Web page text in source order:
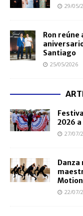
29/05/
Ron
Santiago
25/05/2026
2026
27/07/
22/07/